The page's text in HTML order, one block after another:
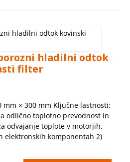
hladilni odtok
filter
mm × 300 mm Ključne lastnosti:
odlično toplotno prevodnost in
odvajanje toplote v motorjih,
elektronskih komponentah 2)